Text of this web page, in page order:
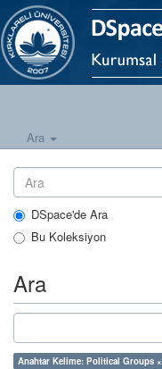
Ara
DSpace'de Ara
Bu Koleksiyon
Ara
Anahtar Kelime: Political Groups ×